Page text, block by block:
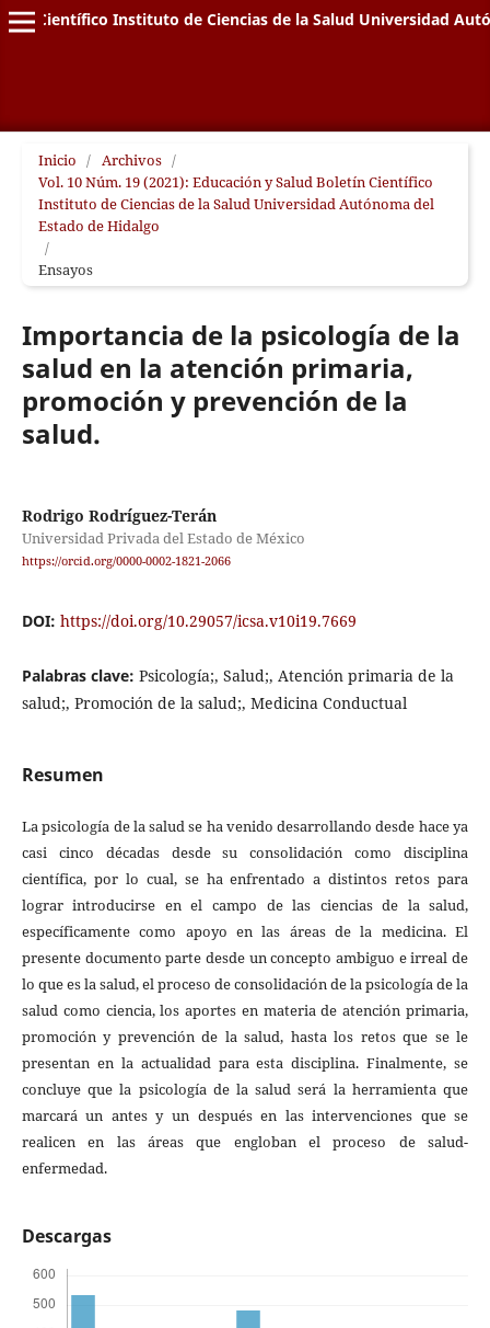
Científico Instituto de Ciencias de la Salud Universidad
Inicio / Archivos /
Vol. 10 Núm. 19 (2021): Educación y Salud Boletín Científico
Instituto de Ciencias de la Salud Universidad Autónoma del
Estado de Hidalgo
/
Ensayos
Importancia de la psicología de la
salud en la atención primaria,
promoción y prevención de la
salud.
Rodrigo Rodríguez-Terán
Universidad Privada del Estado de México
https://orcid.org/0000-0002-1821-2066
DOI: https://doi.org/10.29057/icsa.v10i19.7669
Palabras clave: Psicología;, Salud;, Atención primaria de la
salud;, Promoción de la salud;, Medicina Conductual
Resumen
La psicología de la salud se ha venido desarrollando desde hace ya
casi cinco décadas desde su consolidación como disciplina
científica, por lo cual, se ha enfrentado a distintos retos para
lograr introducirse en el campo de las ciencias de la salud,
específicamente como apoyo en las áreas de la medicina. El
presente documento parte desde un concepto ambiguo e irreal de
lo que es la salud, el proceso de consolidación de la psicología de la
salud como ciencia, los aportes en materia de atención primaria,
promoción y prevención de la salud, hasta los retos que se le
presentan en la actualidad para esta disciplina. Finalmente, se
concluye que la psicología de la salud será la herramienta que
marcará un antes y un después en las intervenciones que se
realicen en las áreas que engloban el proceso de salud-
enfermedad.
Descargas